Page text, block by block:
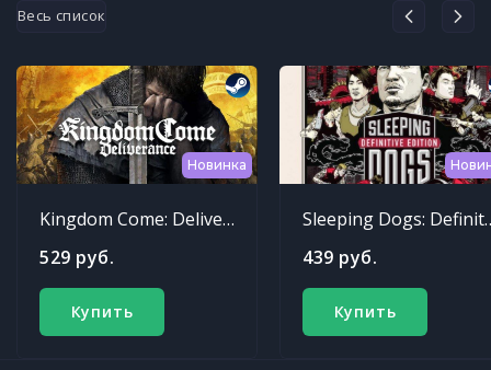
Весь список
Новинка
Kingdom Come: Deliverance
529 руб.
Купить
Sleeping
439 руб.
Купить